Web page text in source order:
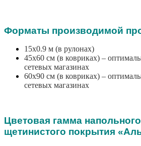
Форматы производимой
15х0.9 м (в рулонах)
45х60 см (в ковриках) –
сетевых магазинах
60х90 см (в ковриках) –
сетевых магазинах
Цветовая гамма
щетинистого покрытия